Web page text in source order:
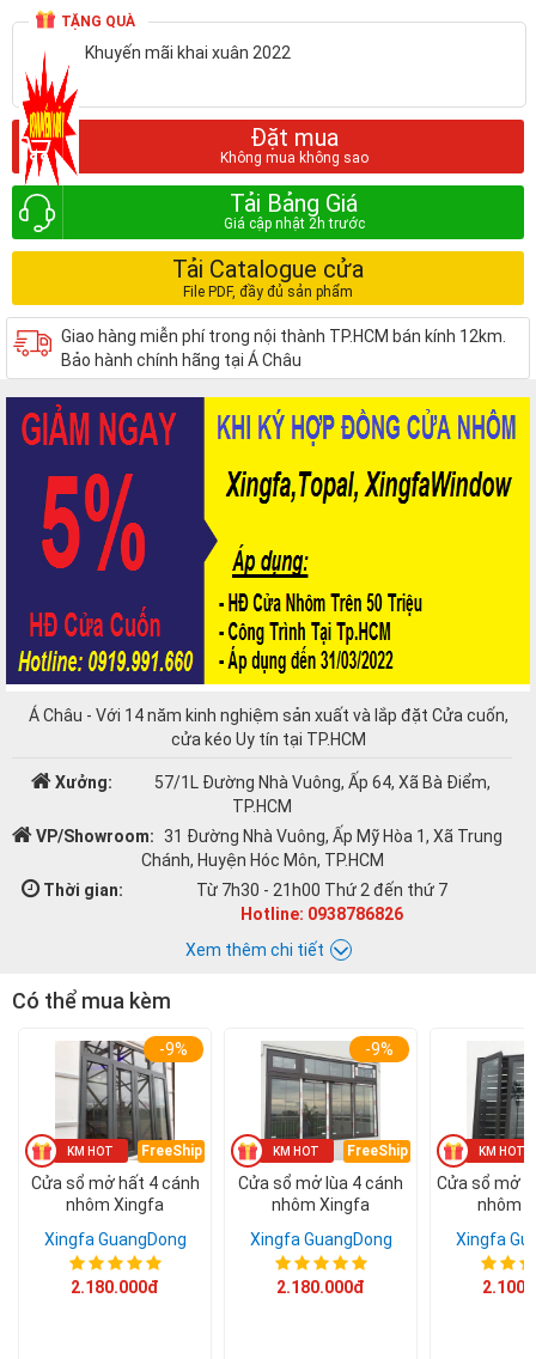
TẶNG QUÀ
Khuyến mãi khai xuân 2022
Đặt mua
Tải Bảng Giá
Tải Catalogue cửa
Giao hàng miễn phí trong nội thành TP.HCM bán kính 12km.
Bảo hành chính hãng tại Á Châu
Á Châu - Với 14 năm kinh nghiệm sản xuất và lắp đặt Cửa cuốn,
cửa kéo Uy tín tại TP.HCM
Xưởng:
57/1L Đường Nhà Vuông, Ấp 64, Xã Bà Điểm,
TP.HCM
VP/Showroom:
31 Đường Nhà Vuông, Ấp Mỹ Hòa 1, Xã Trung
Chánh, Huyện Hóc Môn, TP.HCM
Thời gian:
Từ 7h30 - 21h00 Thứ 2 đến thứ 7
Hotline: 0938786826
Xem thêm chi tiết
Chat với Á CHÂU:
Á CHÂU
0938786826
cuacuonachau@gmail.com
Có thể mua kèm
FreeShip
-9%
Cửa sổ mở hất 4 cánh
nhôm Xingfa
Xingfa GuangDong
2.180.000đ
FreeShip
-9%
Cửa sổ mở lùa 4 cánh
nhôm Xingfa
Xingfa GuangDong
2.180.000đ
Cửa sổ mở
nhôm
Xingfa